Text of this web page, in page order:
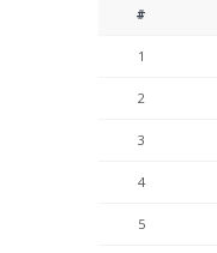
#
1
2
3
4
5